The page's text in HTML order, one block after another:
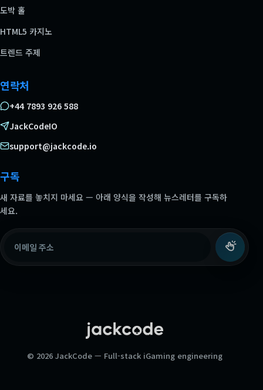
도박 홀
HTML5 카지노
트렌드 주제
연락처
+44 7893 926 588
JackCodeIO
support@jackcode.io
구독
새 자료를 놓치지 마세요 — 아래 양식을 작성해 뉴스레터를 구독하
세요.
© 2026 JackCode — Full-stack iGaming engineering